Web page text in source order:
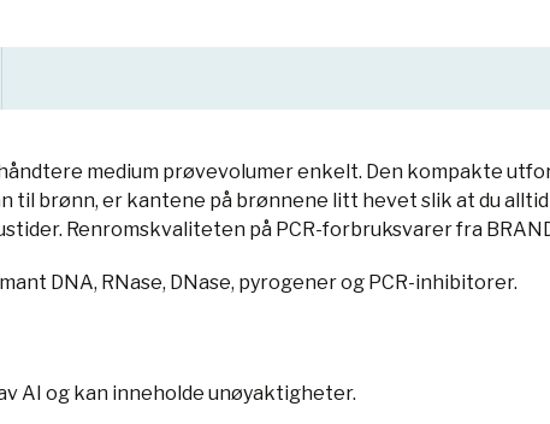
medium prøvevolumer enkelt. Den kompakte
til brønn, er kantene på brønnene litt hevet slik at du
Renromskvaliteten på PCR-forbruksvarer fra
DNA, RNase, DNase, pyrogener og PCR-inhibitorer.
AI og kan inneholde unøyaktigheter.